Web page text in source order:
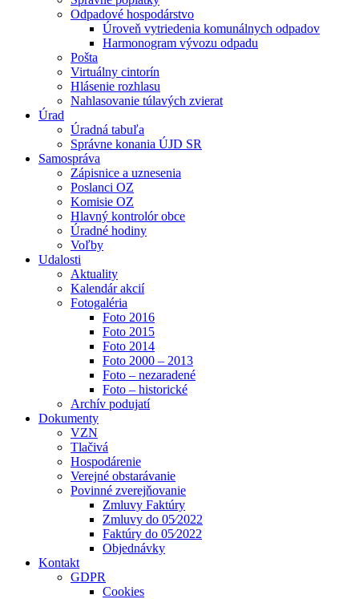
Odpadové hospodárstvo
Úroveň vytriedenia komunálnych odpadov
Harmonogram vývozu odpadu
Pošta
Virtuálny cintorín
Hlásenie rozhlasu
Nahlasovanie túlavých zvierat
Úrad
Úradná tabuľa
Správne konania ÚJD SR
Samospráva
Zápisnice a uznesenia
Poslanci OZ
Komisie OZ
Hlavný kontrolór obce
Úradné hodiny
Voľby
Udalosti
Aktuality
Kalendár akcií
Fotogaléria
Foto 2016
Foto 2015
Foto 2014
Foto 2000 – 2013
Foto – nezaradené
Foto – historické
Archív podujatí
Dokumenty
VZN
Tlačivá
Hospodárenie
Verejné obstarávanie
Povinné zverejňovanie
Zmluvy Faktúry
Zmluvy do 05⁄2022
Faktúry do 05⁄2022
Objednávky
Kontakt
GDPR
Cookies